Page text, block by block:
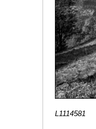
L1114581